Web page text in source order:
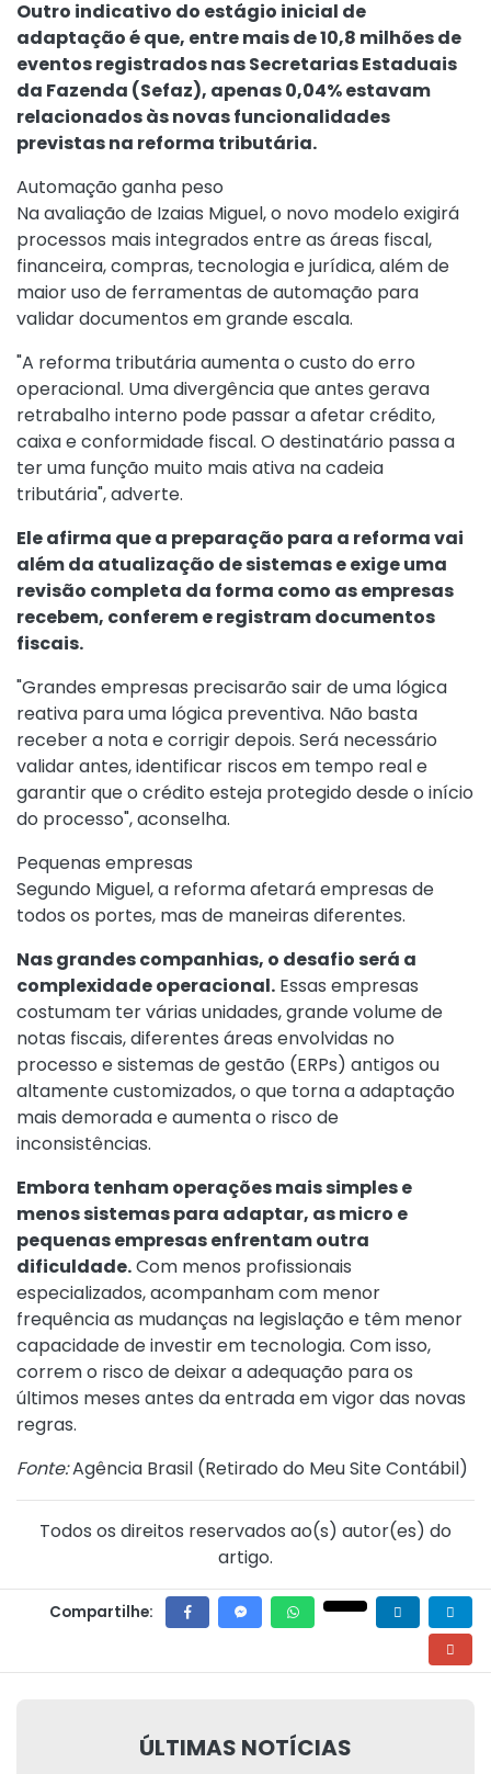
Outro indicativo do estágio inicial de
adaptação é que, entre mais de 10,8 milhões de
eventos registrados nas Secretarias Estaduais
da Fazenda (Sefaz), apenas 0,04% estavam
relacionados às novas funcionalidades
previstas na reforma tributária.
Automação ganha peso
Na avaliação de Izaias Miguel, o novo modelo exigirá
processos mais integrados entre as áreas fiscal,
financeira, compras, tecnologia e jurídica, além de
maior uso de ferramentas de automação para
validar documentos em grande escala.
"A reforma tributária aumenta o custo do erro
operacional. Uma divergência que antes gerava
retrabalho interno pode passar a afetar crédito,
caixa e conformidade fiscal. O destinatário passa a
ter uma função muito mais ativa na cadeia
tributária", adverte.
Ele afirma que a preparação para a reforma vai
além da atualização de sistemas e exige uma
revisão completa da forma como as empresas
recebem, conferem e registram documentos
fiscais.
"Grandes empresas precisarão sair de uma lógica
reativa para uma lógica preventiva. Não basta
receber a nota e corrigir depois. Será necessário
validar antes, identificar riscos em tempo real e
garantir que o crédito esteja protegido desde o início
do processo", aconselha.
Pequenas empresas
Segundo Miguel, a reforma afetará empresas de
todos os portes, mas de maneiras diferentes.
Nas grandes companhias, o desafio será a
complexidade operacional. Essas empresas
costumam ter várias unidades, grande volume de
notas fiscais, diferentes áreas envolvidas no
processo e sistemas de gestão (ERPs) antigos ou
altamente customizados, o que torna a adaptação
mais demorada e aumenta o risco de
inconsistências.
Embora tenham operações mais simples e
menos sistemas para adaptar, as micro e
pequenas empresas enfrentam outra
dificuldade.Com menos profissionais
especializados, acompanham com menor
frequência as mudanças na legislação e têm menor
capacidade de investir em tecnologia. Com isso,
correm o risco de deixar a adequação para os
últimos meses antes da entrada em vigor das novas
regras.
Fonte:Agência Brasil (Retirado do Meu Site Contábil)
Todos os direitos reservados ao(s) autor(es) do
artigo.
Compartilhe:
ÚLTIMAS NOTÍCIAS